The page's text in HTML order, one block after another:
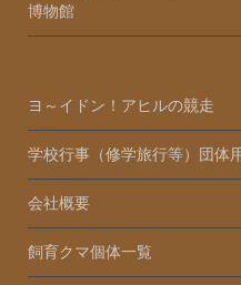
博物館
ヨ～イドン！アヒルの競走
学校行事（修学旅行等）団体
会社概要
飼育クマ個体一覧